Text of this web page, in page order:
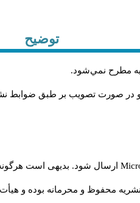
توضیح
مطرح نمي‌شود.
در صورت تصويب بر طبق ضوابط
ارسال شود. بدیهی است
محفوظ و محرمانه بوده و